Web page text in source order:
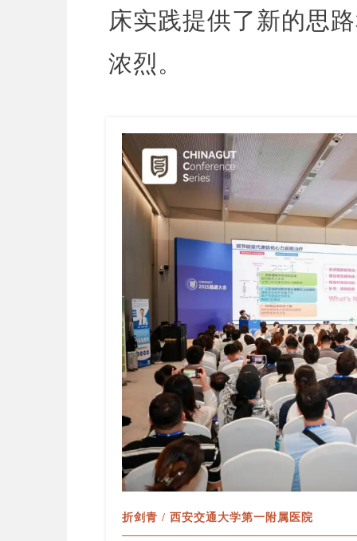
床实践提供了新的思
浓烈。
折剑青 / 西安交通大学第一附属医院